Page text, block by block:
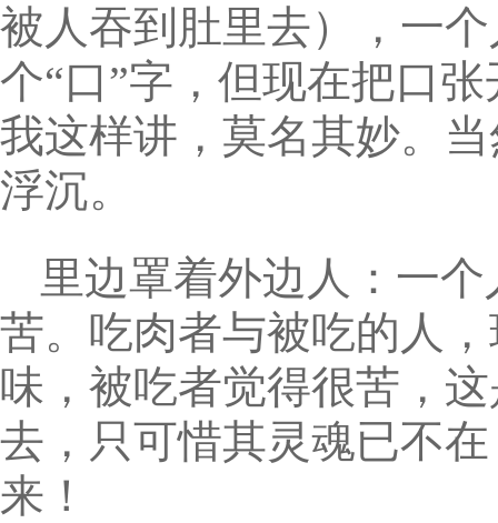
被人吞到肚里去），一
个“口”字，但现在把口
我这样讲，莫名其妙。
浮沉。
里边罩着外边人：一
苦。吃肉者与被吃的人
味，被吃者觉得很苦，
去，只可惜其灵魂已不
来！